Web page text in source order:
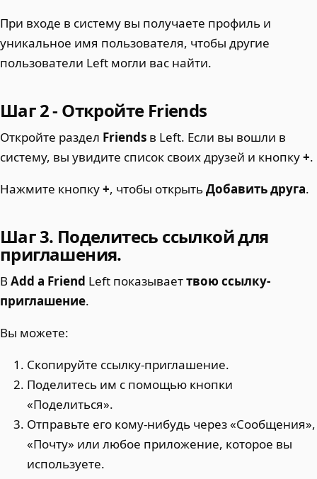
При входе в систему вы получаете профиль и
уникальное имя пользователя, чтобы другие
пользователи Left могли вас найти.
Шаг 2 - Откройте Friends
Откройте раздел Friends в Left. Если вы вошли в
систему, вы увидите список своих друзей и кнопку+.
Нажмите кнопку+, чтобы открытьДобавить друга.
Шаг 3. Поделитесь ссылкой для
приглашения.
ВAdd a Friend Left показываеттвою ссылку-
приглашение.
Вы можете:
Скопируйте ссылку-приглашение.
Поделитесь им с помощью кнопки
«Поделиться».
Отправьте его кому-нибудь через «Сообщения»,
«Почту» или любое приложение, которое вы
используете.